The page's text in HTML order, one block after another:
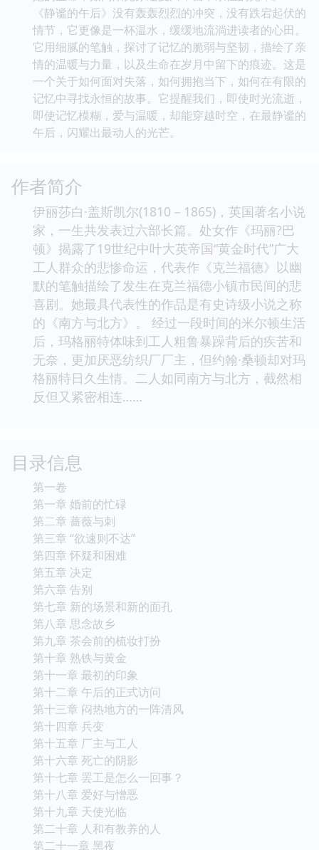
《静谧的午后》没有轰轰烈烈的冲突，没有跌宕起伏的
情节，它更像是一杯温水，缓缓地流淌进读者的心田。
它用细腻的笔触，探讨了记忆的脆弱与坚韧，描绘了亲
情的温暖与力量，以及生命在岁月中留下的痕迹。这是
一个关于如何面对失落，如何拥抱当下，如何在有限的
记忆中寻找永恒的故事。它提醒我们，即使时光流逝，
即使记忆模糊，爱与温暖，却能穿越时空，在最静谧的
午后，闪耀出最动人的光芒。
作者简介
伊丽莎白·盖斯凯尔(1810－1865)，英国著名小说
家，一生共发表过六部长篇。处女作《玛丽?巴
顿》揭露了19世纪中叶大英帝国“黄金时代”广大
工人群众的悲惨命运，代表作《克兰福德》以幽
默的笔触描绘了发生在克兰福德小镇市民间的悲
喜剧。她最具代表性的作品是有史诗级小说之称
的《南方与北方》。 经过一段时间的米尔顿生活
后，玛格丽特体味到工人粗鲁暴躁背后的疾苦和
无奈，更加厌恶纺织厂厂主，但约翰·桑顿却对玛
格丽特日久生情。二人如同南方与北方，截然相
反但又紧密相连……
目录信息
第一卷
第一章 婚前的忙碌
第二章 蔷薇与刺
第三章 “欲速则不达”
第四章 怀疑和困难
第五章 决定
第六章 告别
第七章 新的场景和新的面孔
第八章 思念故乡
第九章 茶会前的梳妆打扮
第十章 熟铁与黄金
第十一章 最初的印象
第十二章 午后的正式访问
第十三章 闷热地方的一阵清风
第十四章 兵变
第十五章 厂主与工人
第十六章 死亡的阴影
第十七章 罢工是怎么一回事？
第十八章 爱好与憎恶
第十九章 天使光临
第二十章 人和有教养的人
第二十一章 黑夜